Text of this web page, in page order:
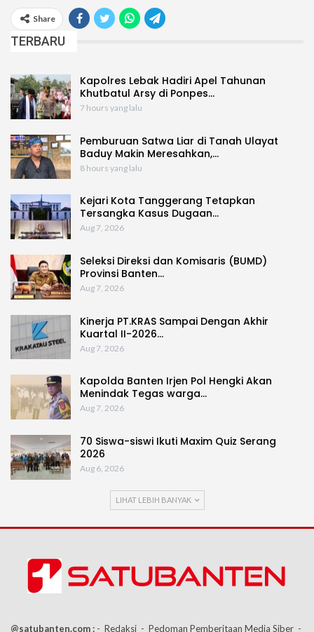
Share
TERBARU
Kapolres Lebak Hadiri Apel Tahunan
Khutbatul Arsy di Ponpes…
7 hours yang lalu
Pemburuan Satwa Liar di Tanah Ulayat
Baduy Makin Meresahkan,…
8 hours yang lalu
Kejari Kota Tanggerang Tetapkan
Tersangka Kasus Dugaan…
Aug 7, 2026
Seleksi Direksi dan Komisaris (BUMD)
Provinsi Banten…
Aug 7, 2026
Kinerja PT.KRAS Sampai Dengan Akhir
Kuartal II-2026…
Aug 7, 2026
Kapolda Banten Irjen Pol Hengki Akan
Menindak Tegas warga…
Aug 7, 2026
70 Siswa-siswi Ikuti Maxim Quiz Serang
2026
Aug 6, 2026
LIHAT LEBIH BANYAK
@satubanten.com : - Redaksi - Pedoman Pemberitaan Media Siber -